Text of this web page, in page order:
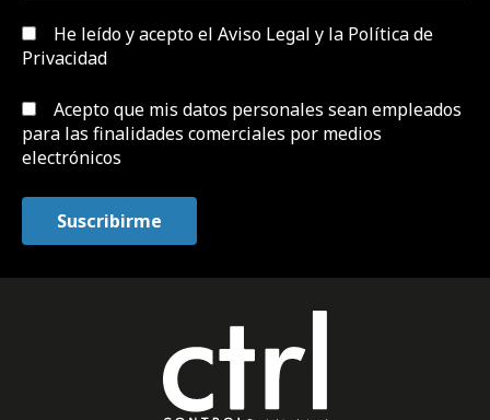
He leído y acepto el Aviso Legal y la Política de
Privacidad
Acepto que mis datos personales sean empleados
para las finalidades comerciales por medios
electrónicos